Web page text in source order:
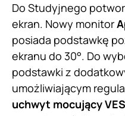
Do Studyjnego
ekran. Nowy monitor
posiada podstawkę
ekranu do 30°. Do
podstawki z
umożliwiającym
uchwyt mocujący